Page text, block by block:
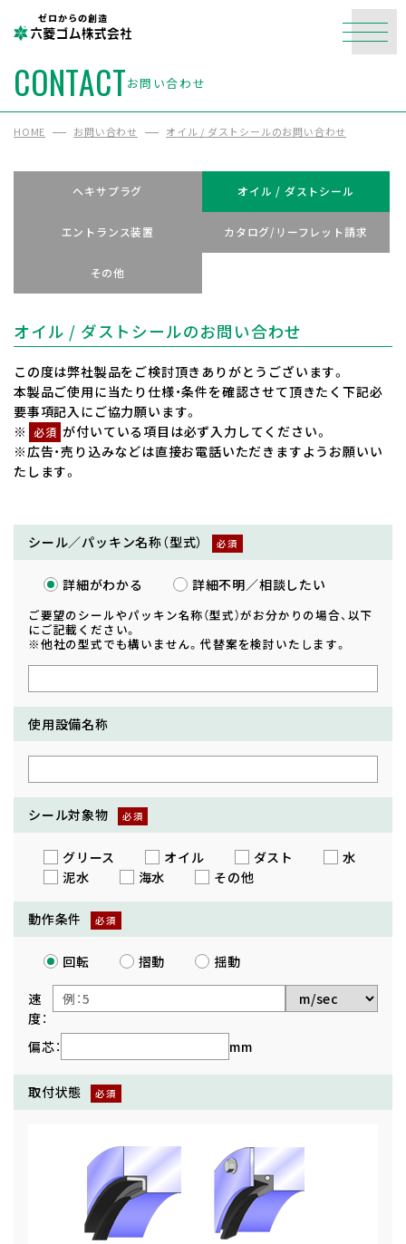
ゼロからの創造
CONTACTお問い合わせ
HOME お問い合わせ オイル / ダストシールのお問い合わせ
ヘキサプラグ オイル / ダストシール
エントランス装置 カタログ/リーフレット請求
その他
オイル / ダストシールのお問い合わせ
この度は弊社製品をご検討頂きありがとうございます。
本製品ご使用に当たり仕様・条件を確認させて頂きたく下記必
要事項記入にご協力願います。
※ 必須 が付いている項目は必ず入力してください。
※広告・売り込みなどは直接お電話いただきますようお願いい
たします。
シール／パッキン名称（型式）
詳細がわかる 詳細不明／相談したい
ご要望のシールやパッキン名称（型式）がお分かりの場合、以下
にご記載ください。
※他社の型式でも構いません。代替案を検討いたします。
使用設備名称
シール対象物
グリース オイル ダスト
水
泥水
海水 その他
動作条件
回転 摺動 揺動
速
度：
偏芯：
mm
取付状態